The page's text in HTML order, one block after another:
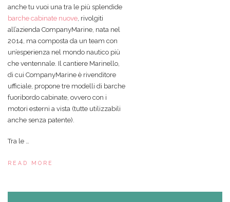
anche tu vuoi una tra le più splendide
barche cabinate nuove , rivolgiti
all’azienda CompanyMarine, nata nel
2014, ma composta da un team con
un’esperienza nel mondo nautico più
che ventennale. Il cantiere Marinello,
di cui CompanyMarine è rivenditore
ufficiale, propone tre modelli di barche
fuoribordo cabinate, ovvero con i
motori esterni a vista (tutte utilizzabili
anche senza patente).
Tra le …
READ MORE